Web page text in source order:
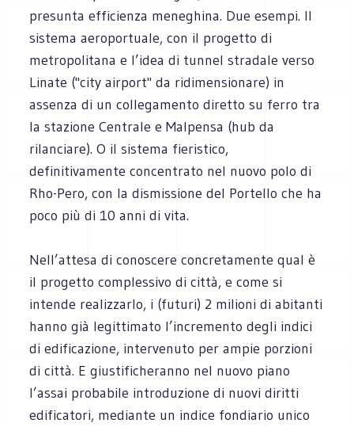
presunta efficienza meneghina. Due esempi. Il
sistema aeroportuale, con il progetto di
metropolitana e l’idea di tunnel stradale verso
Linate ("city airport" da ridimensionare) in
assenza di un collegamento diretto su ferro tra
la stazione Centrale e Malpensa (hub da
rilanciare). O il sistema fieristico,
definitivamente concentrato nel nuovo polo di
Rho-Pero, con la dismissione del Portello che ha
poco più di 10 anni di vita.
Nell’attesa di conoscere concretamente qual è
il progetto complessivo di città, e come si
intende realizzarlo, i (futuri) 2 milioni di abitanti
hanno già legittimato l’incremento degli indici
di edificazione, intervenuto per ampie porzioni
di città. E giustificheranno nel nuovo piano
l’assai probabile introduzione di nuovi diritti
edificatori, mediante un indice fondiario unico